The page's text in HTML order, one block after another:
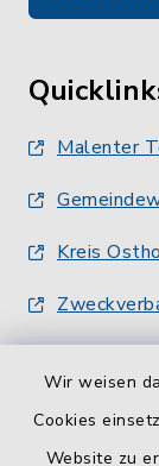
Wir weisen
Cookies
Website zu
Malenter
Kreis